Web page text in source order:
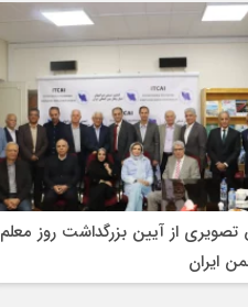
تصویری از آیین بزرگداشت روز معلم
ایران